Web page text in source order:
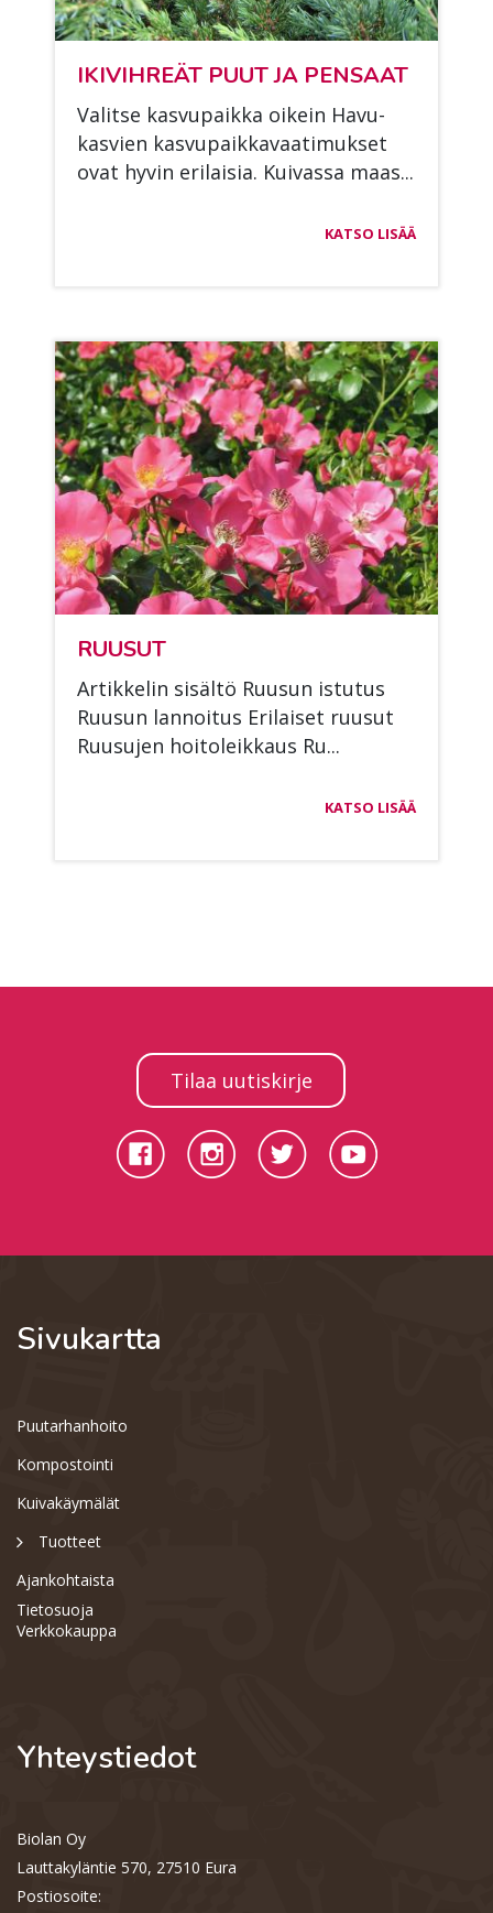
IKI­VIH­REÄT PUUT JA PEN­SAAT
Va­lit­se kas­vu­paik­ka oi­kein Ha­vu­
kas­vien kas­vu­paik­ka­vaa­ti­muk­set
ovat hy­vin eri­lai­sia. Kui­vas­sa maas...
KATSO LISÄÄ
RUUSUT
Ar­tik­ke­lin si­säl­tö Ruusun is­tu­tus
Ruusun lan­noi­tus Eri­lai­set ruusut
Ruusu­jen hoi­to­leik­kaus Ru...
KATSO LISÄÄ
Tilaa uutiskirje
Sivukartta
Puutarhanhoito
Kompostointi
Kuivakäymälät
Tuotteet
Ajankohtaista
Tietosuoja
Verkkokauppa
Yhteystiedot
Biolan Oy
Lauttakyläntie 570, 27510 Eura
Postiosoite:
S
Hi there! How can we help you